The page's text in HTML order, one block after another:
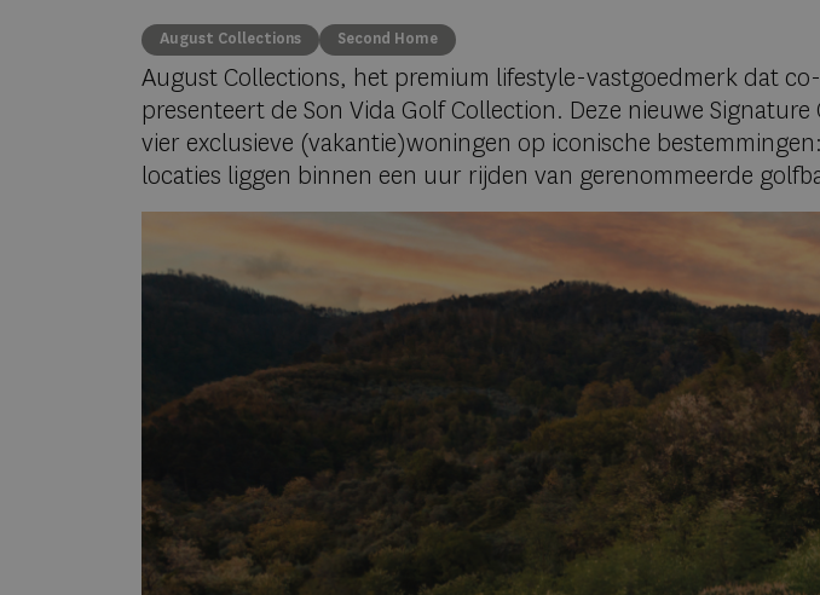
August Collections Second Home
August Collections, het premium lifestyle-vastgoedmerk dat
presenteert de Son Vida Golf Collection. Deze nieuwe
vier exclusieve (vakantie)woningen op iconische
locaties liggen binnen een uur rijden van gerenommeerde